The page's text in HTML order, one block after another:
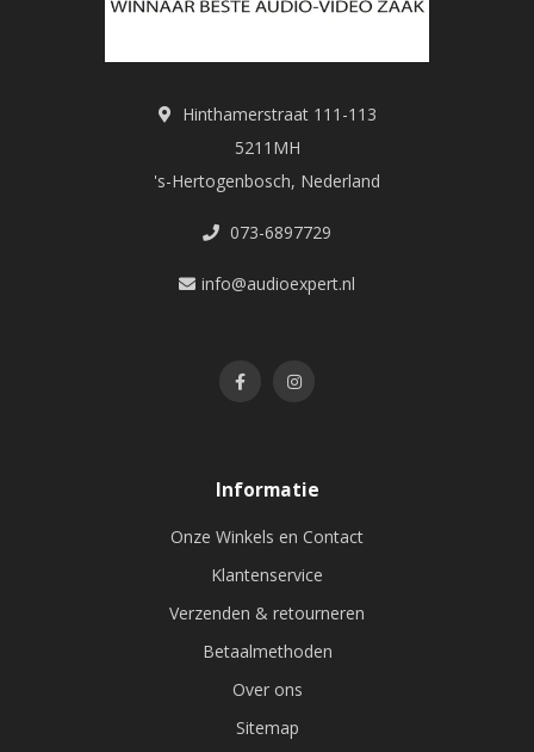
Hinthamerstraat 111-113
5211MH
's-Hertogenbosch, Nederland
073-6897729
info@audioexpert.nl
Informatie
Onze Winkels en Contact
Klantenservice
Verzenden & retourneren
Betaalmethoden
Over ons
Sitemap